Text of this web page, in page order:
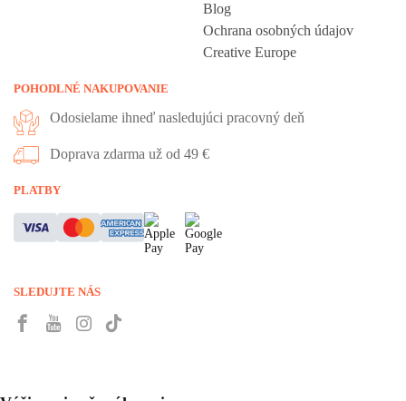
Blog
Ochrana osobných údajov
Creative Europe
POHODLNÉ NAKUPOVANIE
Odosielame ihneď nasledujúci pracovný deň
Doprava zdarma už od 49 €
PLATBY
SLEDUJTE NÁS